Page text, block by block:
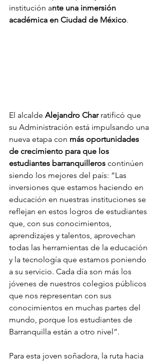
institución ante una inmersión
académica en Ciudad de México.
El alcalde Alejandro Char ratificó que
su Administración está impulsando una
nueva etapa con más oportunidades
de crecimiento para que los
estudiantes barranquilleros continúen
siendo los mejores del país: “Las
inversiones que estamos haciendo en
educación en nuestras instituciones se
reflejan en estos logros de estudiantes
que, con sus conocimientos,
aprendizajes y talentos, aprovechan
todas las herramientas de la educación
y la tecnología que estamos poniendo
a su servicio. Cada día son más los
jóvenes de nuestros colegios públicos
que nos representan con sus
conocimientos en muchas partes del
mundo, porque los estudiantes de
Barranquilla están a otro nivel”.
Para esta joven soñadora, la ruta hacia